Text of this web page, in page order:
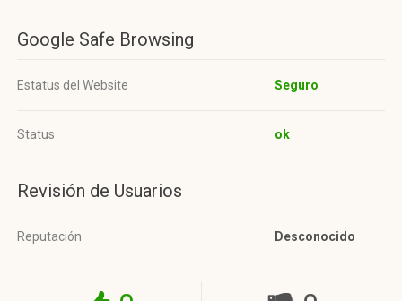
Google Safe Browsing
Estatus del Website Seguro
Status ok
Revisión de Usuarios
Reputación Desconocido